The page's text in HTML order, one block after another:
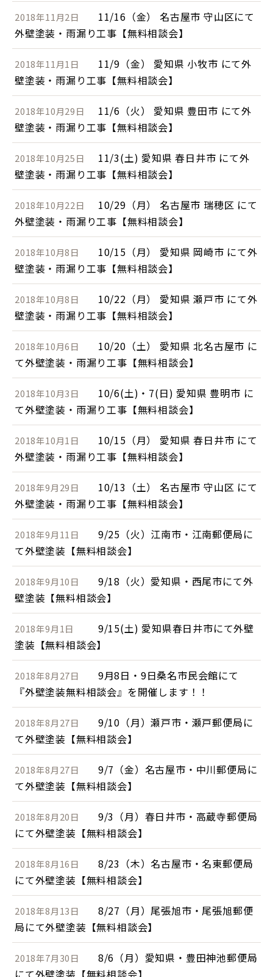
2018年11月2日
11/16（金） 名古屋市 守山区にて
外壁塗装・雨漏り工事【無料相談会】
2018年11月1日
11/9（金） 愛知県 小牧市 にて外
壁塗装・雨漏り工事【無料相談会】
2018年10月29日
11/6（火） 愛知県 豊田市 にて外
壁塗装・雨漏り工事【無料相談会】
2018年10月25日
11/3(土) 愛知県 春日井市 にて外
壁塗装・雨漏り工事【無料相談会】
2018年10月22日
10/29（月） 名古屋市 瑞穂区 にて
外壁塗装・雨漏り工事【無料相談会】
2018年10月8日
10/15（月） 愛知県 岡崎市 にて外
壁塗装・雨漏り工事【無料相談会】
2018年10月8日
10/22（月） 愛知県 瀬戸市 にて外
壁塗装・雨漏り工事【無料相談会】
2018年10月6日
10/20（土） 愛知県 北名古屋市 に
て外壁塗装・雨漏り工事【無料相談会】
2018年10月3日
10/6(土)・7(日) 愛知県 豊明市 に
て外壁塗装・雨漏り工事【無料相談会】
2018年10月1日
10/15（月） 愛知県 春日井市 にて
外壁塗装・雨漏り工事【無料相談会】
2018年9月29日
10/13（土） 名古屋市 守山区 にて
外壁塗装・雨漏り工事【無料相談会】
2018年9月11日
9/25（火）江南市・江南郵便局に
て外壁塗装【無料相談会】
2018年9月10日
9/18（火）愛知県・西尾市にて外
壁塗装【無料相談会】
2018年9月1日
9/15(土) 愛知県春日井市にて外壁
塗装【無料相談会】
2018年8月27日
9月8日・9日桑名市民会館にて
『外壁塗装無料相談会』を開催します！！
2018年8月27日
9/10（月）瀬戸市・瀬戸郵便局に
て外壁塗装【無料相談会】
2018年8月27日
9/7（金）名古屋市・中川郵便局に
て外壁塗装【無料相談会】
2018年8月20日
9/3（月）春日井市・高蔵寺郵便局
にて外壁塗装【無料相談会】
2018年8月16日
8/23（木）名古屋市・名東郵便局
にて外壁塗装【無料相談会】
2018年8月13日
8/27（月）尾張旭市・尾張旭郵便
局にて外壁塗装【無料相談会】
2018年7月30日
8/6（月）愛知県・豊田神池郵便局
にて外壁塗装【無料相談会】